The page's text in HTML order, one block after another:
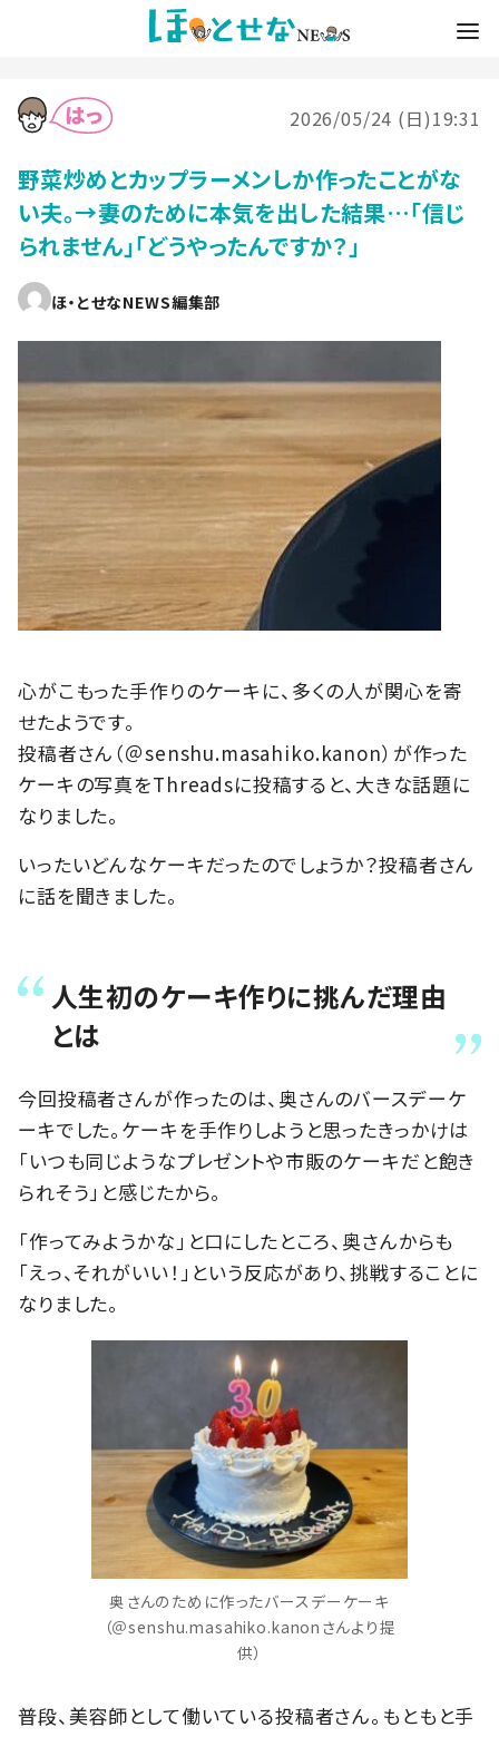
2026/05/24 (日)19:31
野菜炒めとカップラーメンしか作ったことがな
い夫。→妻のために本気を出した結果…「信じ
られません」「どうやったんですか？」
ほ・とせなNEWS編集部
心がこもった手作りのケーキに、多くの人が関心を寄
せたようです。
投稿者さん（＠senshu.masahiko.kanon）が作った
ケーキの写真をThreadsに投稿すると、大きな話題に
なりました。
いったいどんなケーキだったのでしょうか？投稿者さん
に話を聞きました。
人生初のケーキ作りに挑んだ理由
とは
今回投稿者さんが作ったのは、奥さんのバースデーケ
ーキでした。ケーキを手作りしようと思ったきっかけは
「いつも同じようなプレゼントや市販のケーキだと飽き
られそう」と感じたから。
「作ってみようかな」と口にしたところ、奥さんからも
「えっ、それがいい！」という反応があり、挑戦することに
なりました。
奥さんのために作ったバースデーケーキ
（＠senshu.masahiko.kanonさんより提
供）
普段、美容師として働いている投稿者さん。もともと手